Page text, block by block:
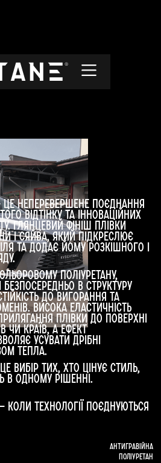
неперевершене поєднання
відтінку та інноваційних
Глянцевий фініш плівки
і сяйва, який підкреслює
та додає йому розкішного і
поліуретану,
в структуру
до вигорання та
Висока еластичність
плівки до поверхні
чи країв, а ефект
усувати дрібні
тепла.
вибір тих, хто цінує стиль,
в одному рішенні.
коли технології поєднуються
Антигравійна
Поліуретан